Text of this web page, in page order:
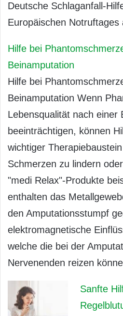
Deutsche Schlaganfall-
Europäischen Notruftages
Hilfe bei
Beinamputation
Hilfe bei
Beinamputation Wenn
Lebensqualität nach einer
beeinträchtigen, können
wichtiger
Schmerzen zu lindern
"medi Relax"-Produkte
enthalten das
den Amputationsstumpf
elektromagnetische
welche die bei der
Nervenenden reizen
Sanfte